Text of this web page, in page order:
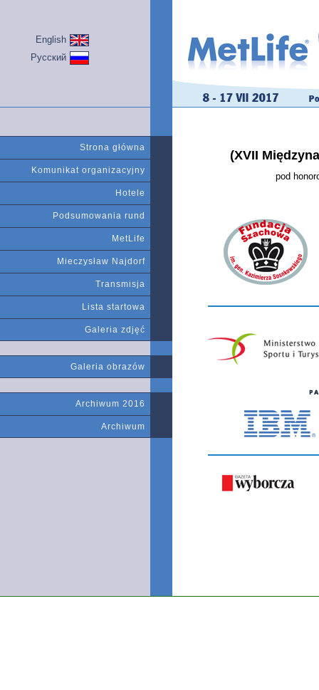
English
Русский
Strona główna
Komunikat organizacyjny
Hotele
Podsumowania rund
MetLife
Mieczysław Najdorf
Transmisja
Lista startowa
Galeria zdjęć
Galeria obrazów
Archiwum 2016
Archiwum
(XVII
pod